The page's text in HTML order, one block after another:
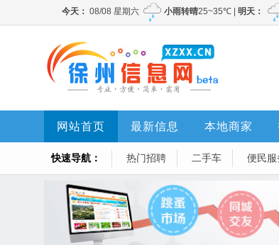
网站首页 最新信息 本地商家
快速导航： 热门招聘 二手车 便民服